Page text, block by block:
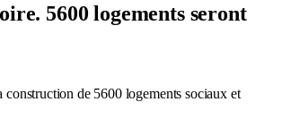
5600 logements seront
de 5600 logements sociaux et